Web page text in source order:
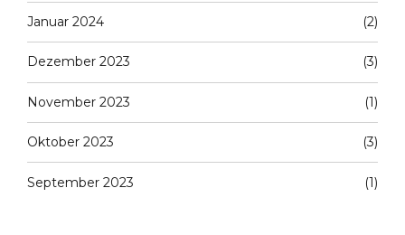
Januar 2024 (2)
Dezember 2023 (3)
November 2023 (1)
Oktober 2023 (3)
September 2023 (1)